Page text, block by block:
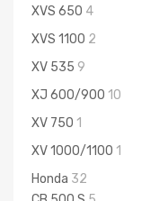
XVS 650 4
XVS 1100 2
XV 535 9
XJ 600/900 10
XV 750 1
XV 1000/1100 1
Honda 32